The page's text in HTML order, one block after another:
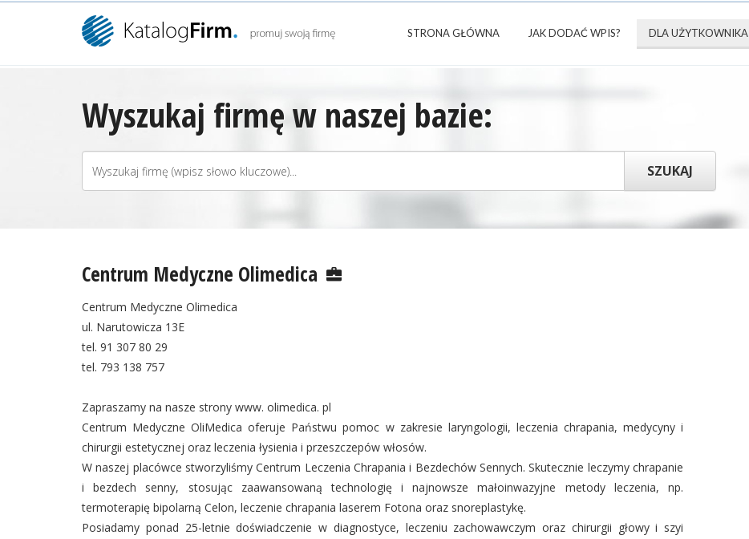
STRONA GŁÓWNA JAK DODAĆ WPIS? DLA UŻYTKOWNIKA
Wyszukaj firmę w naszej bazie:
Centrum Medyczne Olimedica
Centrum Medyczne Olimedica
ul. Narutowicza 13E
tel. 91 307 80 29
tel. 793 138 757
Zapraszamy na nasze strony www. olimedica. pl
Centrum Medyczne OliMedica oferuje Państwu pomoc w zakresie laryngologii, leczenia chrapania, medycyny i
chirurgii estetycznej oraz leczenia łysienia i przeszczepów włosów.
W naszej placówce stworzyliśmy Centrum Leczenia Chrapania i Bezdechów Sennych. Skutecznie leczymy chrapanie
i bezdech senny, stosując zaawansowaną technologię i najnowsze małoinwazyjne metody leczenia, np.
termoterapię bipolarną Celon, leczenie chrapania laserem Fotona oraz snoreplastykę.
Posiadamy ponad 25-letnie doświadczenie w diagnostyce, leczeniu zachowawczym oraz chirurgii głowy i szyi